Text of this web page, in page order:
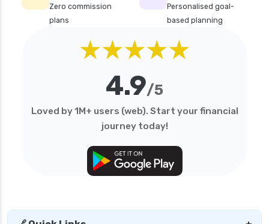
future generali health suraksha individual
insurance plan
future generali health surplus insurance plan
future generali hospicash insurance plan
global health insurance for nris
group health insurance vs individual
health and disability insurance
health insurance advantages and
health insurance ahmedabad
Zero commission
plans
Personalised goal-
based planning
★★★★★
4.9/5
Loved by 1M+ users (web). Start your financial
journey today!